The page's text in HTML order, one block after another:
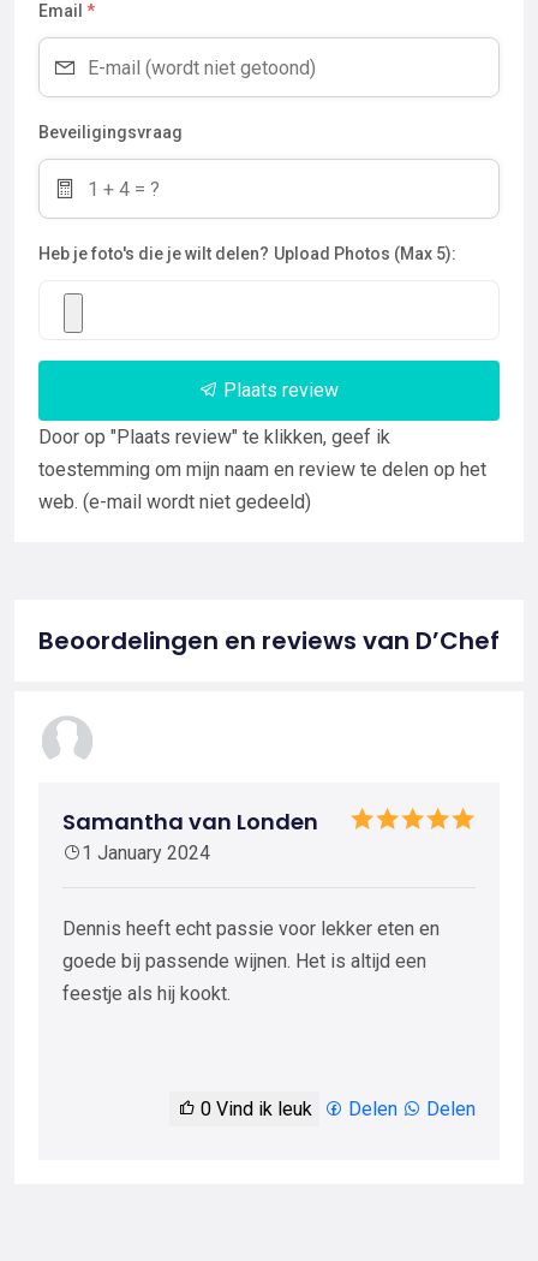
Email *
Beveiligingsvraag
Heb je foto's die je wilt delen? Upload Photos (Max 5):
Plaats review
Door op "Plaats review" te klikken, geef ik
toestemming om mijn naam en review te delen op het
web. (e-mail wordt niet gedeeld)
Beoordelingen en reviews van D’Chef
Samantha van Londen
1 January 2024
Dennis heeft echt passie voor lekker eten en
goede bij passende wijnen. Het is altijd een
feestje als hij kookt.
0 Vind ik leuk Delen Delen